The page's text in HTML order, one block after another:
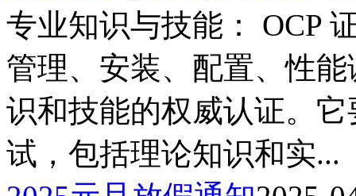
专业知识与技能： OCP
管理、安装、配置、性
识和技能的权威认证。
试，包括理论知识和实...